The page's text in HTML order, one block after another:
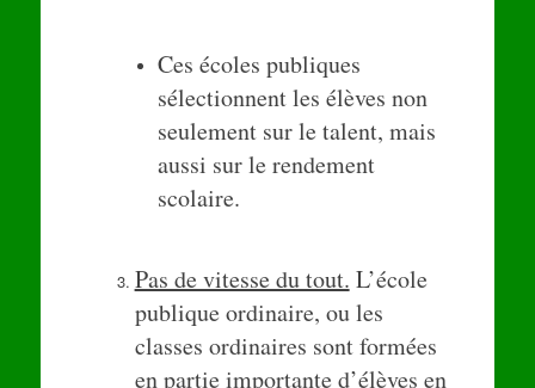
Ces écoles publiques
sélectionnent les élèves non
seulement sur le talent, mais
aussi sur le rendement
scolaire.
Pas de vitesse du tout. L’école
publique ordinaire, ou les
classes ordinaires sont formées
en partie importante d’élèves en